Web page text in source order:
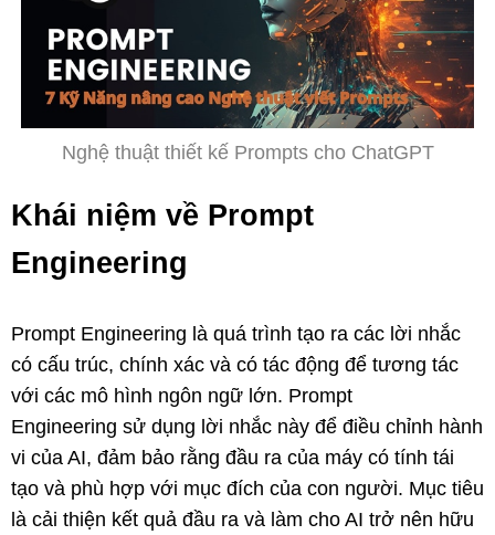
Nghệ thuật thiết kế Prompts cho ChatGPT
Khái niệm về Prompt
Engineering
Prompt Engineering là quá trình tạo ra các lời nhắc
có cấu trúc, chính xác và có tác động để tương tác
với các mô hình ngôn ngữ lớn. Prompt
Engineering sử dụng lời nhắc này để điều chỉnh hành
vi của AI, đảm bảo rằng đầu ra của máy có tính tái
tạo và phù hợp với mục đích của con người. Mục tiêu
là cải thiện kết quả đầu ra và làm cho AI trở nên hữu